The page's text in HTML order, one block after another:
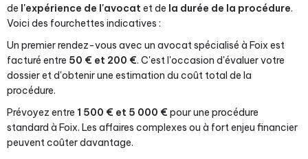
de l'expérience de l'avocat et de la durée de la procédure.
Voici des fourchettes indicatives :
Un premier rendez-vous avec un avocat spécialisé à Foix est
facturé entre 50 € et 200 €. C'est l'occasion d'évaluer votre
dossier et d'obtenir une estimation du coût total de la
procédure.
Prévoyez entre 1 500 € et 5 000 € pour une procédure
standard à Foix. Les affaires complexes ou à fort enjeu financier
peuvent coûter davantage.